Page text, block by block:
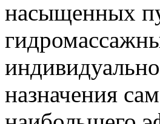
насыщенных
назначения